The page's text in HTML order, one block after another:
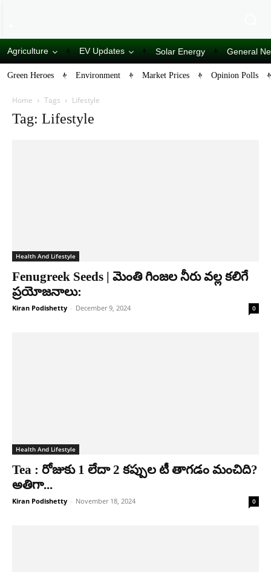
Agriculture EV Updates Solar Energy General
Green Heroes Environment Market Prices Opinion Polls
Home Tags Lifestyle
Tag: Lifestyle
Health And Lifestyle
Fenugreek Seeds | మెంతి గింజల నీరు వల్ల కలిగే
ప్రయోజనాలు:
Kiran Podishetty - December 9, 2024 0
Health And Lifestyle
Tea : రోజుకు 1 లేదా 2 కప్పుల టీ తాగడం మంచిది?
అతిగా...
Kiran Podishetty - November 18, 2024 0